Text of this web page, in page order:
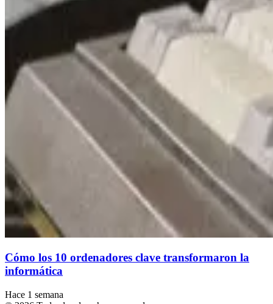
Cómo los 10 ordenadores clave transformaron la
informática
Hace 1 semana